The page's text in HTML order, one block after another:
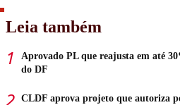
Leia também
Aprovado PL que reajusta em até
do DF
CLDF aprova projeto que autoriza